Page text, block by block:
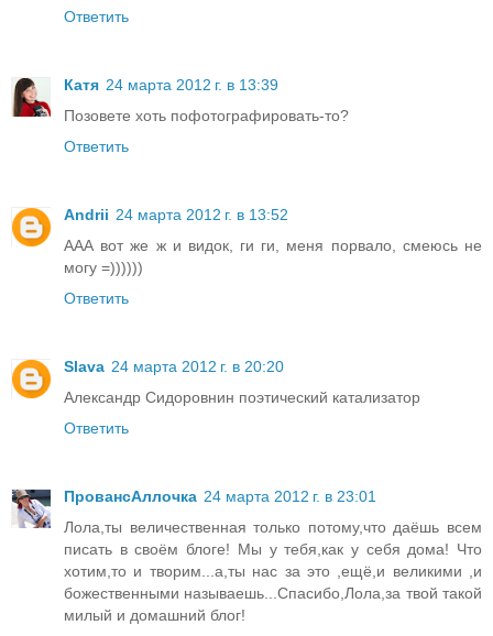
Ответить
Катя 24 марта 2012 г. в 13:39
Позовете хоть пофотографировать-то?
Ответить
Andrii 24 марта 2012 г. в 13:52
ААА вот же ж и видок, ги ги, меня порвало, смеюсь не
могу =))))))
Ответить
Slava 24 марта 2012 г. в 20:20
Александр Сидоровнин поэтический катализатор
Ответить
ПровансАллочка 24 марта 2012 г. в 23:01
Лола,ты величественная только потому,что даёшь всем
писать в своём блоге! Мы у тебя,как у себя дома! Что
хотим,то и творим...а,ты нас за это ,ещё,и великими ,и
божественными называешь...Спасибо,Лола,за твой такой
милый и домашний блог!